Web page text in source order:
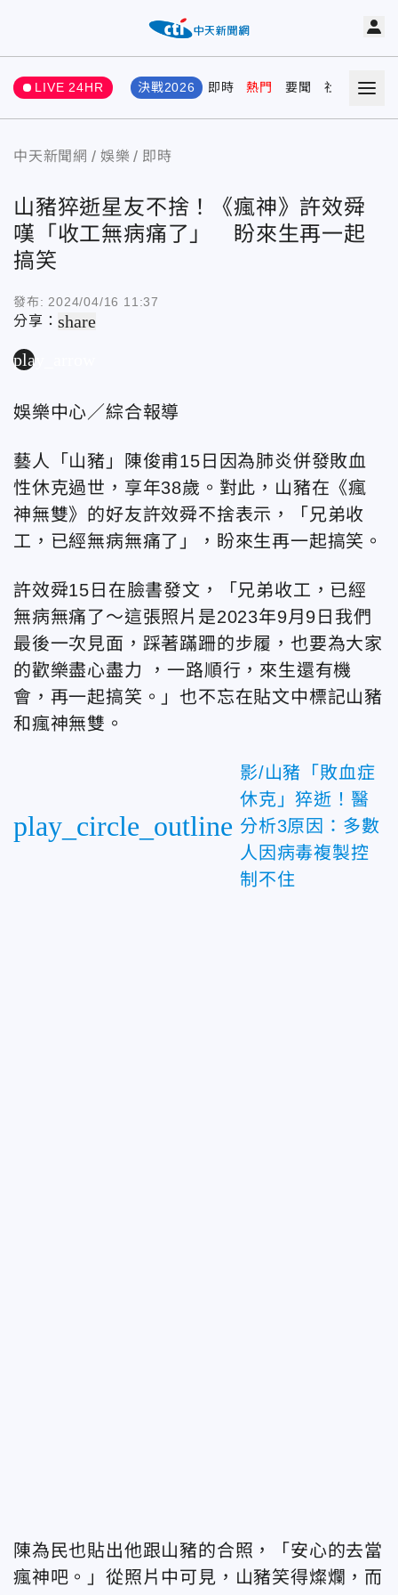
LIVE 24HR 決戰2026 即時 熱門 要聞 社會 娛樂
中天新聞網 娛樂 即時
山豬猝逝星友不捨！《瘋神》許效舜
嘆「收工無病痛了」 盼來生再一起
搞笑
發布: 2024/04/16 11:37
分享：share
play_arrow
娛樂中心／綜合報導
藝人「山豬」陳俊甫15日因為肺炎併發敗血
性休克過世，享年38歲。對此，山豬在《瘋
神無雙》的好友許效舜不捨表示，「兄弟收
工，已經無病無痛了」，盼來生再一起搞笑。
許效舜15日在臉書發文，「兄弟收工，已經
無病無痛了～這張照片是2023年9月9日我們
最後一次見面，踩著蹣跚的步履，也要為大家
的歡樂盡心盡力 ，一路順行，來生還有機
會，再一起搞笑。」也不忘在貼文中標記山豬
和瘋神無雙。
play_circle_outline
影/山豬「敗血症
休克」猝逝！醫
分析3原因：多數
人因病毒複製控
制不住
陳為民也貼出他跟山豬的合照，「安心的去當
瘋神吧。」從照片中可見，山豬笑得燦爛，而